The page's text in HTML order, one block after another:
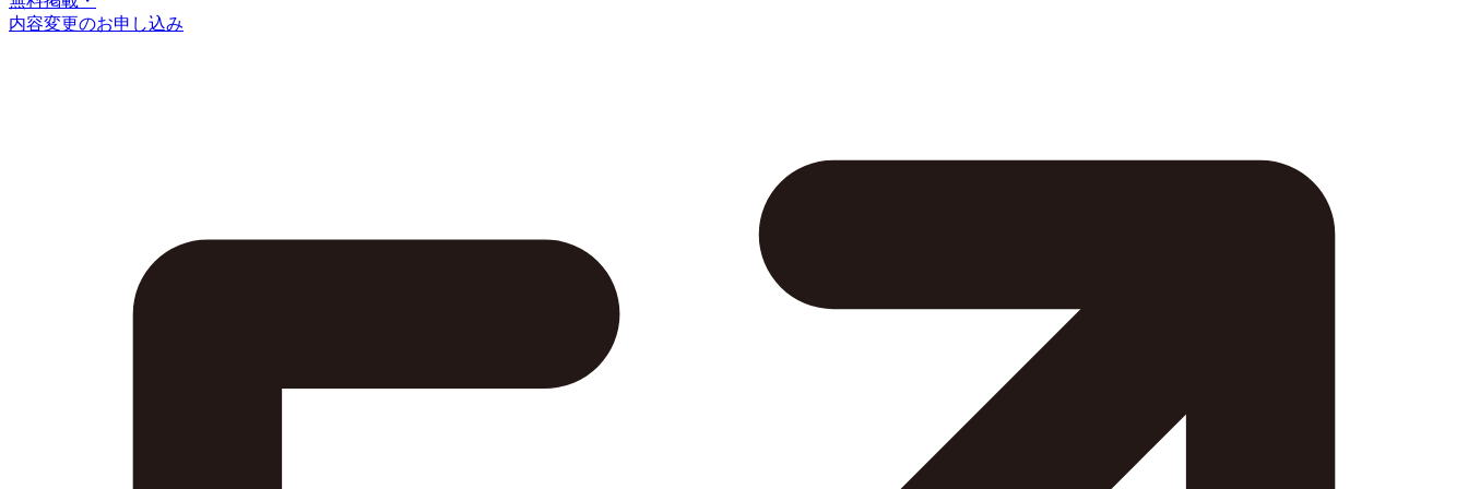
内容変更のお申し込み